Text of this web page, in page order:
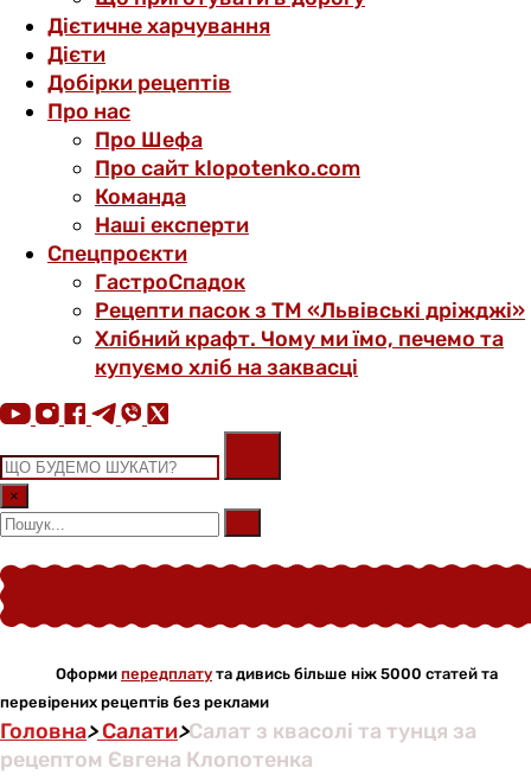
Дієтичне харчування
Дієти
Добірки рецептів
Про нас
Про Шефа
Про сайт klopotenko.com
Команда
Наші експерти
Спецпроєкти
ГастроСпадок
Рецепти пасок з ТМ «Львівські дріжджі»
Хлібний крафт. Чому ми їмо, печемо та
купуємо хліб на заквасці
×
Оформи передплату та дивись більше ніж 5000 статей та
перевірених рецептів без реклами
Головна>Салати>Салат з квасолі та тунця за
рецептом Євгена Клопотенка